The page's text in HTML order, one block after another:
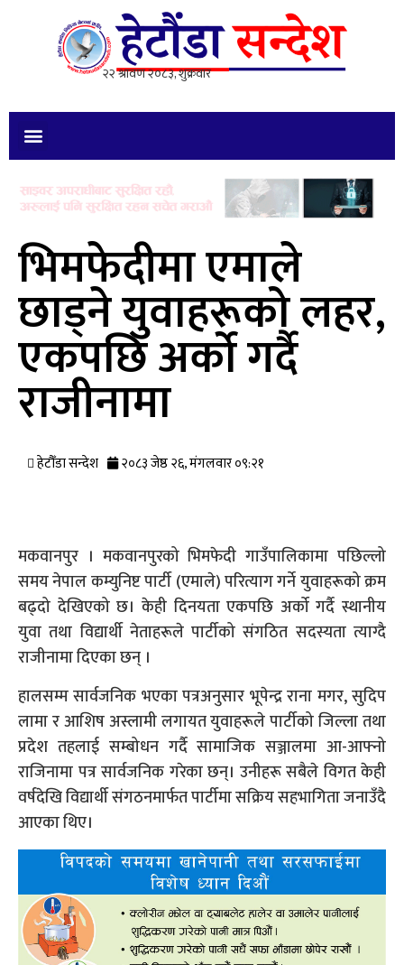
भिमफेदीमा एमाले
छाड्ने युवाहरूको लहर,
एकपछि अर्को गर्दै
राजीनामा
हेटौँडा सन्देश २०८३ जेष्ठ २६, मंगलवार ०९:२१
मकवानपुर । मकवानपुरको भिमफेदी गाउँपालिकामा पछिल्लो
समय नेपाल कम्युनिष्ट पार्टी (एमाले) परित्याग गर्ने युवाहरूको क्रम
बढ्दो देखिएको छ। केही दिनयता एकपछि अर्को गर्दै स्थानीय
युवा तथा विद्यार्थी नेताहरूले पार्टीको संगठित सदस्यता त्याग्दै
राजीनामा दिएका छन् ।
हालसम्म सार्वजनिक भएका पत्रअनुसार भूपेन्द्र राना मगर, सुदिप
लामा र आशिष अस्लामी लगायत युवाहरूले पार्टीको जिल्ला तथा
प्रदेश तहलाई सम्बोधन गर्दै सामाजिक सञ्जालमा आ-आफ्नो
राजिनामा पत्र सार्वजनिक गरेका छन्। उनीहरू सबैले विगत केही
वर्षदेखि विद्यार्थी संगठनमार्फत पार्टीमा सक्रिय सहभागिता जनाउँदै
आएका थिए।